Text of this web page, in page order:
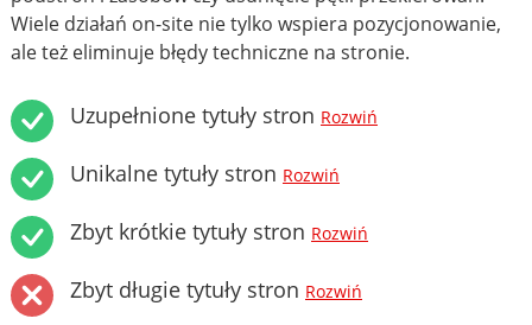
Wiele działań on-site nie tylko wspiera pozycjonowanie,
ale też eliminuje błędy techniczne na stronie.
Uzupełnione tytuły stron Rozwiń
Unikalne tytuły stron Rozwiń
Zbyt krótkie tytuły stron Rozwiń
Zbyt długie tytuły stron Rozwiń